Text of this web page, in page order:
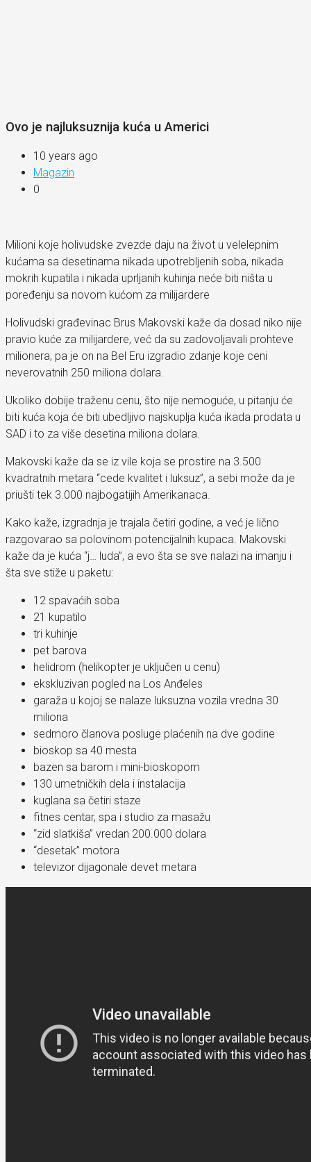
Ovo je najluksuznija kuća u Americi
10 years ago
Magazin
0
Milioni koje holivudske zvezde daju na život u velelepnim
kućama sa desetinama nikada upotrebljenih soba, nikada
mokrih kupatila i nikada uprljanih kuhinja neće biti ništa u
poređenju sa novom kućom za milijardere
Holivudski građevinac Brus Makovski kaže da dosad niko nije
pravio kuće za milijardere, već da su zadovoljavali prohteve
milionera, pa je on na Bel Eru izgradio zdanje koje ceni
neverovatnih 250 miliona dolara.
Ukoliko dobije traženu cenu, što nije nemoguće, u pitanju će
biti kuća koja će biti ubedljivo najskuplja kuća ikada prodata u
SAD i to za više desetina miliona dolara.
Makovski kaže da se iz vile koja se prostire na 3.500
kvadratnih metara “cede kvalitet i luksuz”, a sebi može da je
priušti tek 3.000 najbogatijih Amerikanaca.
Kako kaže, izgradnja je trajala četiri godine, a već je lično
razgovarao sa polovinom potencijalnih kupaca. Makovski
kaže da je kuća “j… luda”, a evo šta se sve nalazi na imanju i
šta sve stiže u paketu:
12 spavaćih soba
21 kupatilo
tri kuhinje
pet barova
helidrom (helikopter je uključen u cenu)
ekskluzivan pogled na Los Anđeles
garaža u kojoj se nalaze luksuzna vozila vredna 30
miliona
sedmoro članova posluge plaćenih na dve godine
bioskop sa 40 mesta
bazen sa barom i mini-bioskopom
130 umetničkih dela i instalacija
kuglana sa četiri staze
fitnes centar, spa i studio za masažu
“zid slatkiša” vredan 200.000 dolara
“desetak” motora
televizor dijagonale devet metara